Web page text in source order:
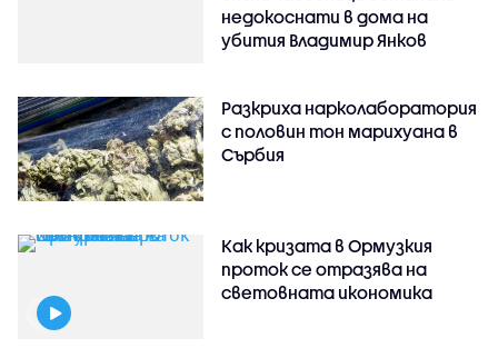
недокоснати в дома на
убития Владимир Янков
Разкриха нарколаборатория
с половин тон марихуана в
Сърбия
Как кризата в Ормузкия
проток се отразява на
световната икономика